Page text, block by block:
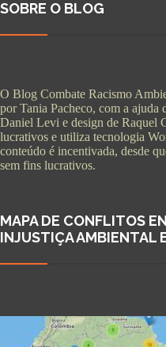
SOBRE O BLOG
O Blog Combate Racismo
por Tania Pacheco, com a ajuda
Daniel Levi e design de Raquel
lucrativos e utiliza tecnologia
conteúdo é incentivada, desde
sem fins lucrativos.
MAPA DE CONFLITOS
INJUSTIÇA AMBIENTAL